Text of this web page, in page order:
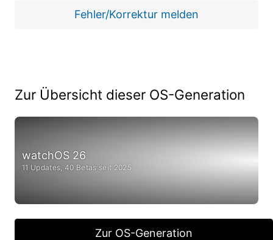
Fehler/Korrektur melden
Zur Übersicht dieser OS-Generation
watchOS 26
11 Updates, 40 Betas seit 2025
Zur OS-Generation